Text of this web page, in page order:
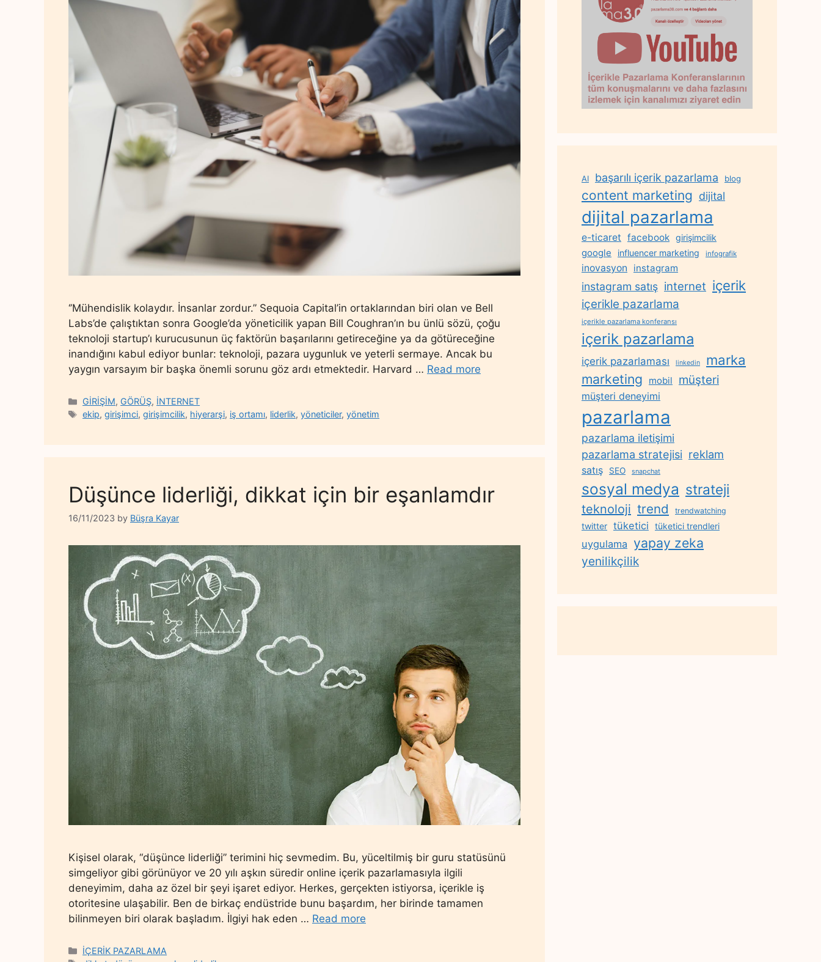
‘’Mühendislik kolaydır. İnsanlar zordur.” Sequoia Capital’in ortaklarından biri olan ve Bell
Labs’de çalıştıktan sonra Google’da yöneticilik yapan Bill Coughran’ın bu ünlü sözü, çoğu
teknoloji startup’ı kurucusunun üç faktörün başarılarını getireceğine ya da götüreceğine
inandığını kabul ediyor bunlar: teknoloji, pazara uygunluk ve yeterli sermaye. Ancak bu
yaygın varsayım bir başka önemli sorunu göz ardı etmektedir. Harvard … Read more
Categories
GİRİŞİM, GÖRÜŞ, İNTERNET
Tags
ekip,girişimci,girişimcilik, hiyerarşi, iş ortamı, liderlik,yöneticiler,yönetim
Düşünce liderliği, dikkat için bir eşanlamdır
16/11/2023 by Büşra Kayar
Kişisel olarak, “düşünce liderliği” terimini hiç sevmedim. Bu, yüceltilmiş bir guru statüsünü
simgeliyor gibi görünüyor ve 20 yılı aşkın süredir online içerik pazarlamasıyla ilgili
deneyimim, daha az özel bir şeyi işaret ediyor. Herkes, gerçekten istiyorsa, içerikle iş
otoritesine ulaşabilir. Ben de birkaç endüstride bunu başardım, her birinde tamamen
bilinmeyen biri olarak başladım. İlgiyi hak eden … Read more
Categories
İÇERİK PAZARLAMA
AI başarılı içerik pazarlama blog
content marketing dijital
dijital pazarlama
e-ticaret facebook girişimcilik
google influencer marketing infografik
inovasyon instagram
instagram satış internet içerik
içerikle pazarlama
içerikle pazarlama konferansı
içerik pazarlama
içerik pazarlaması linkedin marka
marketing mobil müşteri
müşteri deneyimi
pazarlama
pazarlama iletişimi
pazarlama stratejisi reklam
satış SEO snapchat
sosyal medya strateji
teknoloji trend trendwatching
twitter tüketici tüketici trendleri
uygulama yapay zeka
yenilikçilik